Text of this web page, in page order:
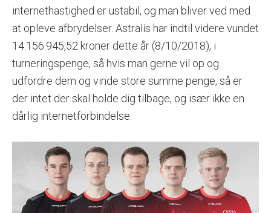
internethastighed er ustabil, og man bliver ved med
at opleve afbrydelser. Astralis har indtil videre vundet
14.156.945,52 kroner dette år (8/10/2018), i
turneringspenge, så hvis man gerne vil op og
udfordre dem og vinde store summe penge, så er
der intet der skal holde dig tilbage, og især ikke en
dårlig internetforbindelse.